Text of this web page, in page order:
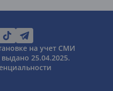
на учет СМИ
25.04.2025.